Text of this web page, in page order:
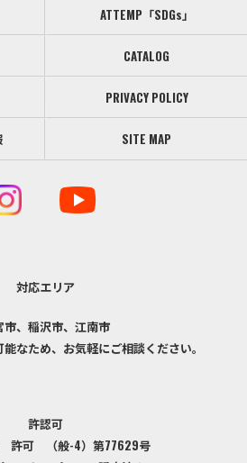
ATTEMP「SDGs」
CATALOG
PRIVACY POLICY
SITE MAP
対応エリア
市、稲沢市、江南市
なため、お気軽にご相談ください。
許認可
許可 （般-4）第77629号